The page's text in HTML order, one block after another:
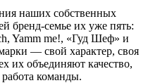
наших собственных
бренд-семье их уже пять:
Yamm me!, «Гуд Шеф» и
— свой характер, своя
их объединяют качество,
команды.